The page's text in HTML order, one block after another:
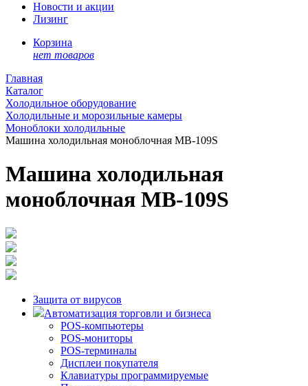
Новости и акции
Лизинг
Корзина
нет товаров
Главная
Каталог
Холодильное оборудование
Холодильные и морозильные камеры
Моноблоки холодильные
Машина холодильная моноблочная MB-109S
Машина холодильная
моноблочная MB-109S
Защита от вирусов
Автоматизация торговли и бизнеса
POS-компьютеры
POS-мониторы
POS-терминалы
Дисплеи покупателя
Клавиатуры программируемые